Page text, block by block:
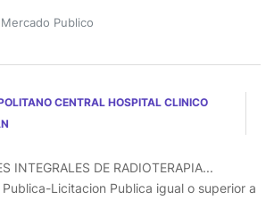
Publico
CENTRAL HOSPITAL CLINICO
INTEGRALES DE RADIOTERAPIA...
Publica-Licitacion Publica igual o superior a